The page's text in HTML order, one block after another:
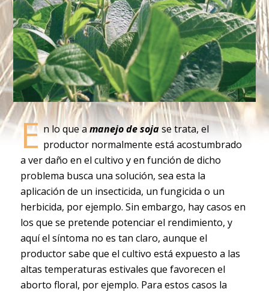
E n lo que amanejo de sojase trata, el
productor normalmente está acostumbrado
a ver daño en el cultivo y en función de dicho
problema busca una solución, sea esta la
aplicación de un insecticida, un fungicida o un
herbicida, por ejemplo. Sin embargo, hay casos en
los que se pretende potenciar el rendimiento, y
aquí el síntoma no es tan claro, aunque el
productor sabe que el cultivo está expuesto a las
altas temperaturas estivales que favorecen el
aborto floral, por ejemplo. Para estos casos la